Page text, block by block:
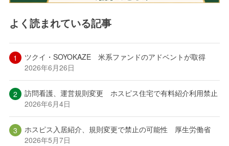
よく読まれている記事
ツクイ・SOYOKAZE 米系ファンドのアドベントが取得
2026年6月26日
訪問看護、運営規則変更 ホスピス住宅で有料紹介利用禁止
2026年6月4日
ホスピス入居紹介、規則変更で禁止の可能性 厚生労働省
2026年5月7日